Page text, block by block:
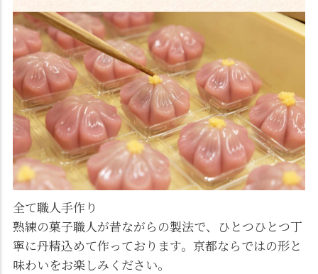
全て職人手作り
熟練の菓子職人が昔ながらの製法で、ひとつひとつ丁
寧に丹精込めて作っております。京都ならではの形と
味わいをお楽しみください。